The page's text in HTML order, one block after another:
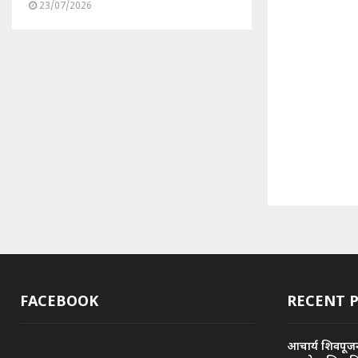
23/07/2026
FACEBOOK RECENT
आचार्य